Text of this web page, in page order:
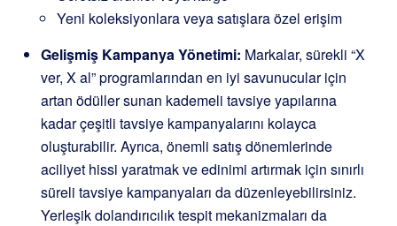
Yeni koleksiyonlara veya satışlara özel erişim
Gelişmiş Kampanya Yönetimi: Markalar, sürekli “X
ver, X al” programlarından en iyi savunucular için
artan ödüller sunan kademeli tavsiye yapılarına
kadar çeşitli tavsiye kampanyalarını kolayca
oluşturabilir. Ayrıca, önemli satış dönemlerinde
aciliyet hissi yaratmak ve edinimi artırmak için sınırlı
süreli tavsiye kampanyaları da düzenleyebilirsiniz.
Yerleşik dolandırıcılık tespit mekanizmaları da